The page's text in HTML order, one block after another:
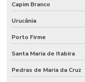
Capim Branco
Urucânia
Porto Firme
Santa Maria de Itabira
Pedras de Maria da Cruz